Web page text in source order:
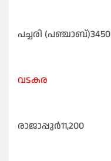
പച്ചരി (പഞ്ചാബ്)3450
വടകര
രാജാപ്പുർ11,200